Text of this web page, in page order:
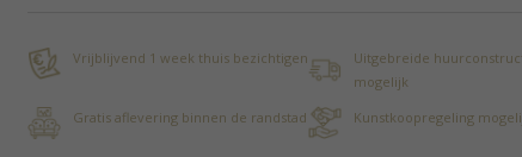
Vrijblijvend 1 week thuis bezichtigen
Uitgebreide
mogelijk
Gratis aflevering binnen de randstad
Kunstkoopregeling